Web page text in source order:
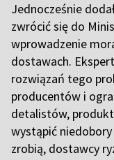
Jednocześnie
zwrócić się do
wprowadzenie
dostawach.
rozwiązań tego
producentów i
detalistów,
wystąpić
zrobią, dostawcy